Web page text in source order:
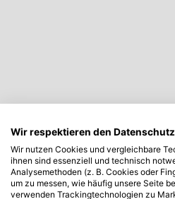
Wir respektieren den Datenschutz
Wir nutzen Cookies und vergleichbare
ihnen sind essenziell und technisch
Analysemethoden (z. B. Cookies oder
um zu messen, wie häufig unsere Seite
verwenden Trackingtechnologien zu